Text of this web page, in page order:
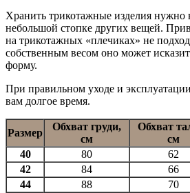
Хранить трикотажные изделия нужно
небольшой стопке других вещей.
на трикотажных «плечиках» не
собственным весом оно может
форму.
При правильном уходе и
вам долгое время.
Размер
Обхват груди,
см
Обхват
см
40
80 62
42
84 66
44
88 70